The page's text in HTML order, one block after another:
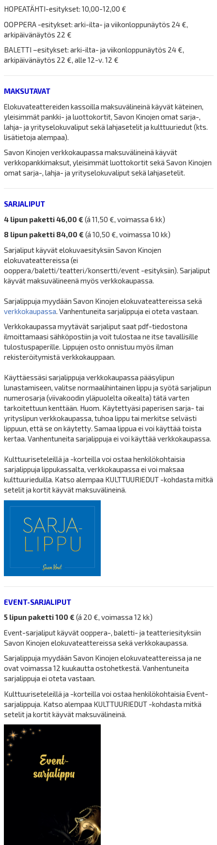
HOPEATÄHTI-esitykset: 10,00-12,00 €
OOPPERA -esitykset: arki-ilta- ja viikonloppunäytös 24 €,
arkipäivänäytös 22 €
BALETTI –esitykset: arki-ilta- ja viikonloppunäytös 24 €,
arkipäivänäytös 22 €, alle 12-v. 12 €
MAKSUTAVAT
Elokuvateattereiden kassoilla maksuvälineinä käyvät käteinen,
yleisimmät pankki- ja luottokortit, Savon Kinojen omat sarja-,
lahja- ja yrityselokuvaliput sekä lahjasetelit ja kulttuuriedut (kts.
lisätietoja alempaa).
Savon Kinojen verkkokaupassa maksuvälineinä käyvät
verkkopankkimaksut, yleisimmät luottokortit sekä Savon Kinojen
omat sarja-, lahja- ja yrityselokuvaliput sekä lahjasetelit.
SARJALIPUT
4 lipun paketti 46,00 € (á 11,50 €, voimassa 6 kk)
8 lipun paketti 84,00 € (á 10,50 €, voimassa 10 kk)
Sarjaliput käyvät elokuvaesityksiin Savon Kinojen
elokuvateattereissa (ei
ooppera/baletti/teatteri/konsertti/event -esityksiin). Sarjaliput
käyvät maksuvälineenä myös verkkokaupassa.
Sarjalippuja myydään Savon Kinojen elokuvateattereissa sekä
verkkokaupassa . Vanhentuneita sarjalippuja ei oteta vastaan.
Verkkokaupassa myytävät sarjaliput saat pdf-tiedostona
ilmoittamaasi sähköpostiin ja voit tulostaa ne itse tavallisille
tulostuspaperille. Lippujen osto onnistuu myös ilman
rekisteröitymistä verkkokauppaan.
Käyttäessäsi sarjalippuja verkkokaupassa pääsylipun
lunastamiseen, valitse normaalihintainen lippu ja syötä sarjalipun
numerosarja (viivakoodin yläpuolelta oikealta) tätä varten
tarkoitettuun kenttään. Huom. Käytettyäsi paperisen sarja- tai
yrityslipun verkkokaupassa, tuhoa lippu tai merkitse selvästi
lippuun, että se on käytetty. Samaa lippua ei voi käyttää toista
kertaa. Vanhentuneita sarjalippuja ei voi käyttää verkkokaupassa.
Kulttuuriseteleillä ja -korteilla voi ostaa henkilökohtaisia
sarjalippuja lippukassalta, verkkokaupassa ei voi maksaa
kulttuurieduilla. Katso alempaa KULTTUURIEDUT -kohdasta mitkä
setelit ja kortit käyvät maksuvälineinä.
EVENT-SARJALIPUT
5 lipun paketti 100 € (á 20 €, voimassa 12 kk)
Event-sarjaliput käyvät ooppera-, baletti- ja teatteriesityksiin
Savon Kinojen elokuvateattereissa sekä verkkokaupassa.
Sarjalippuja myydään Savon Kinojen elokuvateattereissa ja ne
ovat voimassa 12 kuukautta ostohetkestä. Vanhentuneita
sarjalippuja ei oteta vastaan.
Kulttuuriseteleillä ja -korteilla voi ostaa henkilökohtaisia Event-
sarjalippuja. Katso alempaa KULTTUURIEDUT -kohdasta mitkä
setelit ja kortit käyvät maksuvälineinä.